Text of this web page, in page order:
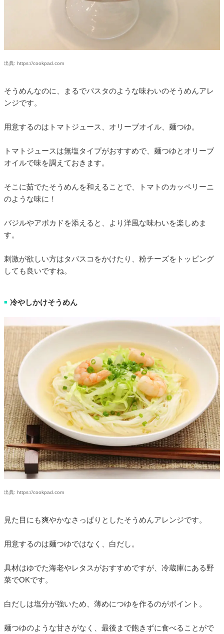
出典: https://cookpad.com
そうめんなのに、まるでパスタのような味わいのそうめんアレ
ンジです。
用意するのはトマトジュース、オリーブオイル、麺つゆ。
トマトジュースは無塩タイプがおすすめで、麺つゆとオリーブ
オイルで味を調えておきます。
そこに茹でたそうめんを和えることで、トマトのカッペリーニ
のような味に！
バジルやアボカドを添えると、より洋風な味わいを楽しめま
す。
刺激が欲しい方はタバスコをかけたり、粉チーズをトッピング
しても良いですね。
■ 冷やしかけそうめん
出典: https://cookpad.com
見た目にも爽やかなさっぱりとしたそうめんアレンジです。
用意するのは麺つゆではなく、白だし。
具材はゆでた海老やレタスがおすすめですが、冷蔵庫にある野
菜でOKです。
白だしは塩分が強いため、薄めにつゆを作るのがポイント。
麺つゆのような甘さがなく、最後まで飽きずに食べることがで